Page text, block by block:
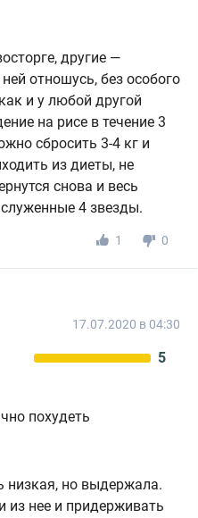
другие —
отношусь, без особого
и у любой другой
на рисе в течение 3
сбросить 3-4 кг и
из диеты, не
снова и весь
4 звезды.
1 0
17.07.2020 в 04:30
5
похудеть
низкая, но выдержала.
из нее и придерживать